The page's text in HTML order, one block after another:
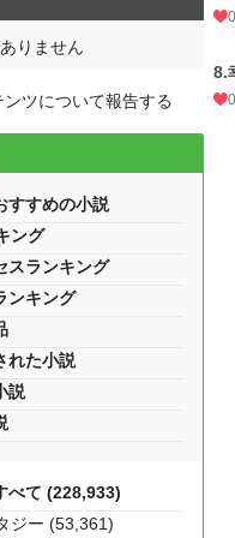
0
8.
0
りません
ンツについて報告する
すすめの小説
ング
スランキング
ンキング
れた小説
説
べて (228,933)
ジー (53,361)